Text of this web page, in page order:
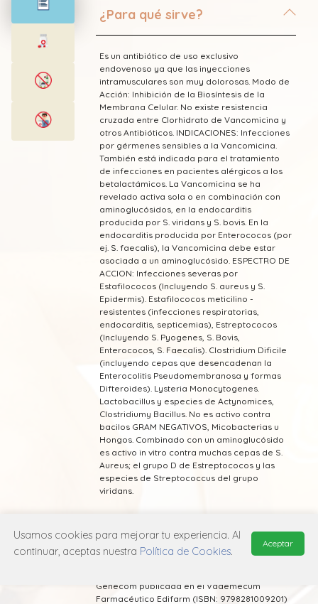
¿Para qué sirve?
Es un antibiótico de uso exclusivo
endovenoso ya que las inyecciones
intramusculares son muy dolorosas. Modo de
Acción: Inhibición de la Biosíntesis de la
Membrana Celular. No existe resistencia
cruzada entre Clorhidrato de Vancomicina y
otros Antibióticos. lNDICACIONES: Infecciones
por gérmenes sensibles a la Vancomicina.
También está indicada para el tratamiento
de infecciones en pacientes alérgicos a los
betalactámicos. La Vancomicina se ha
revelado activa sola o en combinación con
aminoglucósidos, en la endocarditis
producida por S. viridans y S. bovis. En la
endocarditis producida por Enterococos (por
ej. S. faecalis), la Vancomicina debe estar
asociada a un aminoglucósido. ESPECTRO DE
ACCION: Infecciones severas por
Estafilococos (Incluyendo S. aureus y S.
Epidermis). Estafilococos meticilino -
resistentes (infecciones respiratorias,
endocarditis, septicemias), Estreptococos
(Incluyendo S. Pyogenes, S. Bovis,
Enterococos, S. Faecalis). Clostridium Dificile
(incluyendo cepas que desencadenan la
Enterocolitis Pseudomembranosa y formas
Difteroides). Lysteria Monocytogenes.
Lactobacillus y especies de Actynomices,
Clostridiumy Bacillus. No es activo contra
bacilos GRAM NEGATIVOS, Micobacterias u
Hongos. Combinado con un aminoglucósido
es activo in vitro contra muchas cepas de S.
Aureus; el grupo D de Estreptococos y las
especies de Streptococcus del grupo
viridans.
Genecom publicada en el Vademecum
Farmacéutico Edifarm (ISBN: 9798281009201)
Usamos cookies para mejorar tu experiencia. Al
continuar, aceptas nuestra Política de Cookies.
Aceptar